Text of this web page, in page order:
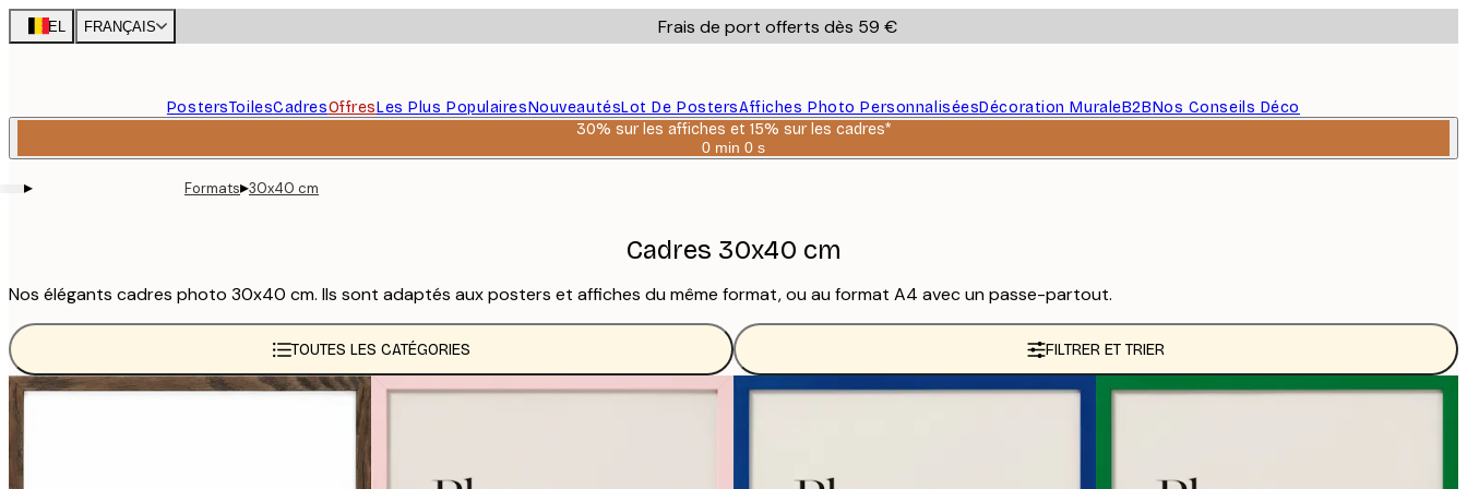
Skip
to
BEL FRANÇAIS Frais de port offerts dès 59 €
PostersToilesCadresOffresLes Plus PopulairesNouveautésLot De PostersAffiches Photo PersonnaliséesDécoration MuraleB2BNos Conseils Déco
30% sur les affiches et 15% sur les cadres*
0 min 0 s
Valable
06
▸ Formats▸30x40 cm
Cadres 30x40 cm
Nos élégants cadres photo 30x40 cm. Ils sont adaptés aux posters et affiches du même format, ou au format A4 avec un passe-partout.
TOUTES LES CATÉGORIES FILTRER ET TRIER